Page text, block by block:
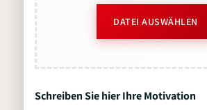
DATEI AUSWÄHLEN
Schreiben Sie hier Ihre Motivation